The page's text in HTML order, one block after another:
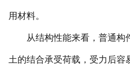
用材料。
从结构性能来看，普通构
土的结合承受荷载，受力后容